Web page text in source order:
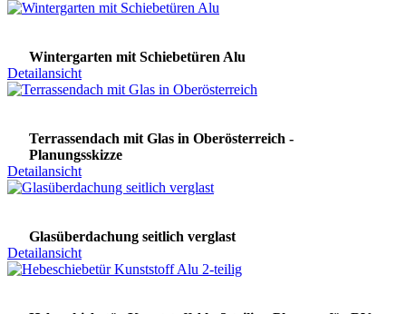
Wintergarten mit Schiebetüren Alu
Detailansicht
Terrassendach mit Glas in Oberösterreich -
Planungsskizze
Detailansicht
Glasüberdachung seitlich verglast
Detailansicht